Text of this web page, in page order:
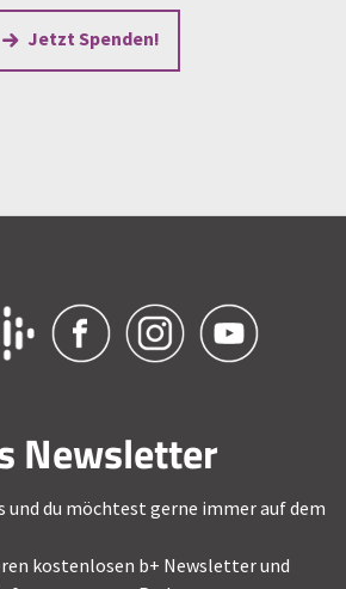
Jetzt Spenden!
Newsletter
du möchtest gerne immer auf dem
kostenlosen b+ Newsletter und